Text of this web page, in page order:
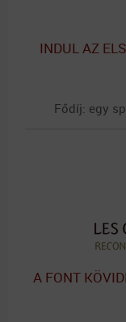
INDUL AZ
Fődíj: egy
A FONT